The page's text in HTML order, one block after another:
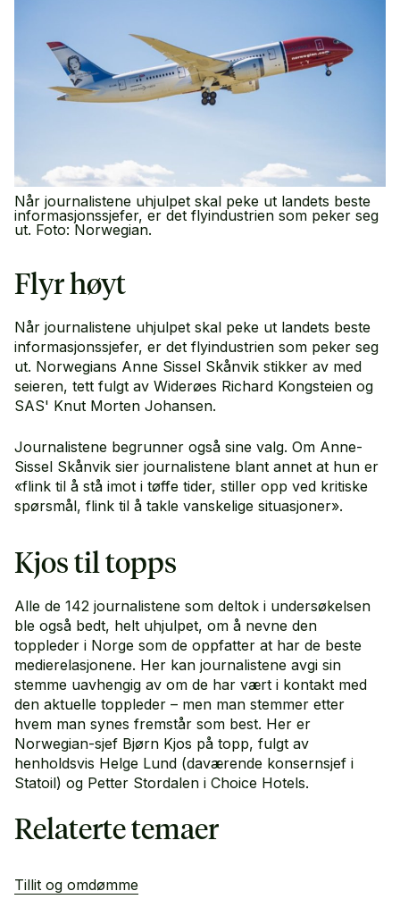
Når journalistene uhjulpet skal peke ut landets beste
informasjonssjefer, er det flyindustrien som peker seg
ut. Foto: Norwegian.
Flyr høyt
Når journalistene uhjulpet skal peke ut landets beste
informasjonssjefer, er det flyindustrien som peker seg
ut. Norwegians Anne Sissel Skånvik stikker av med
seieren, tett fulgt av Widerøes Richard Kongsteien og
SAS' Knut Morten Johansen.
Journalistene begrunner også sine valg. Om Anne-
Sissel Skånvik sier journalistene blant annet at hun er
«flink til å stå imot i tøffe tider, stiller opp ved kritiske
spørsmål, flink til å takle vanskelige situasjoner».
Kjos til topps
Alle de 142 journalistene som deltok i undersøkelsen
ble også bedt, helt uhjulpet, om å nevne den
toppleder i Norge som de oppfatter at har de beste
medierelasjonene. Her kan journalistene avgi sin
stemme uavhengig av om de har vært i kontakt med
den aktuelle toppleder – men man stemmer etter
hvem man synes fremstår som best. Her er
Norwegian-sjef Bjørn Kjos på topp, fulgt av
henholdsvis Helge Lund (daværende konsernsjef i
Statoil) og Petter Stordalen i Choice Hotels.
Relaterte temaer
Tillit og omdømme